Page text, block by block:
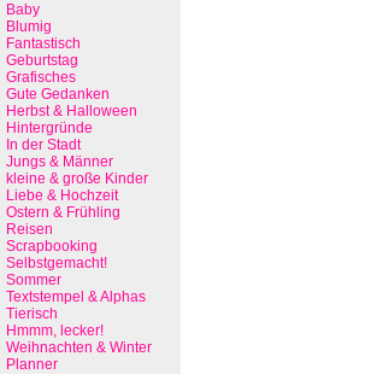
Baby
Blumig
Fantastisch
Geburtstag
Grafisches
Gute Gedanken
Herbst & Halloween
Hintergründe
In der Stadt
Jungs & Männer
kleine & große Kinder
Liebe & Hochzeit
Ostern & Frühling
Reisen
Scrapbooking
Selbstgemacht!
Sommer
Textstempel & Alphas
Tierisch
Hmmm, lecker!
Weihnachten & Winter
Planner